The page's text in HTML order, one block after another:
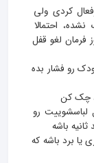
کردی ولی
احتمالا
فرمان لغو قفل
رو فشار بده
لباسشوییت رو
حل نشد، ممکنه ایراد نرم‌ افزاری یا برد باشه که